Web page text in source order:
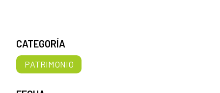
CATEGORÍA
PATRIMONIO